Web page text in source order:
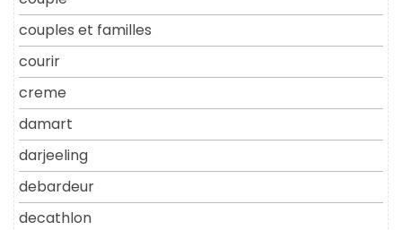
couples et familles
courir
creme
damart
darjeeling
debardeur
decathlon